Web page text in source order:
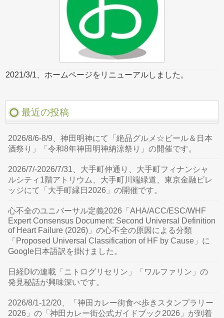
2021/3/1、ホームページをリニューアルしました。
最近の投稿
2026/8/6-8/9、神田明神にて「絶品グルメ☆ビール＆日本
酒祭り」「令和8年神田明神納涼祭り」の開催です。
2026/7/-2026/7/31、大手町仲通り、大手町フィナンシャ
ルシティ1階アトリウム、大手町川端緑道、東京金融ビレ
ッジにて「大手町縁日2026」の開催です。
心不全のユニバーサル定義2026「AHA/ACC/ESC/WHF
Expert Consensus Document: Second Universal Definition
of Heart Failure (2026)」の心不全の原因による分類
「Proposed Universal Classification of HF by Cause」に
Google日本語訳を掛けました。
日経DIの連載「ニトログリセリン」「ワルファリン」の
発見秘話が興味深いです。
2026/8/1-12/20、「神田カレー街食べ歩きスタンプラリー
2026」の「神田カレー街公式ガイドブック2026」が到着